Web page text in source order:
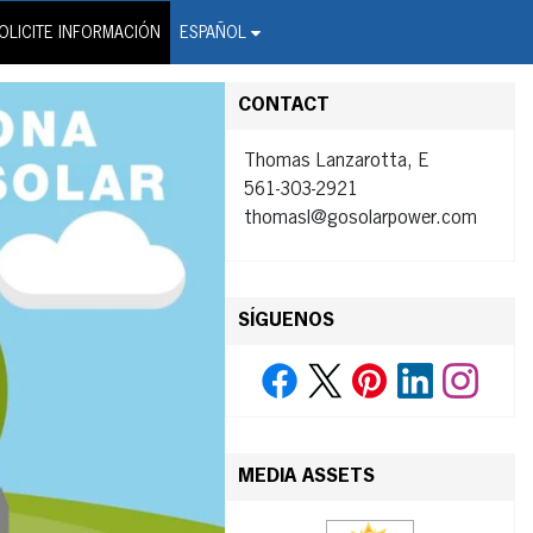
INFORMACIÓN ESPAÑOL
Wire Service
CONTACT
Thomas Lanzarotta, E
561-303-2921
thomasl@gosolarpower.com
SÍGUENOS
MEDIA ASSETS